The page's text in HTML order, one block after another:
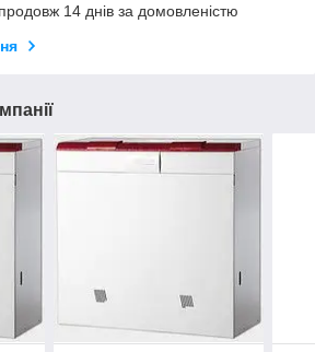
14 днів за домовленістю